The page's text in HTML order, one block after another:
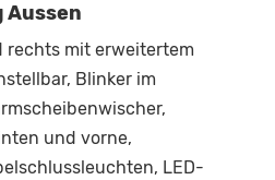
rechts mit erweitertem
Blinker im
und vorne,
LED-